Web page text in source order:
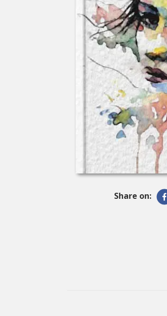
Share on: